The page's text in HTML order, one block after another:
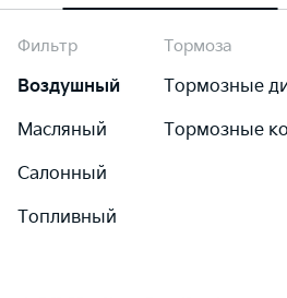
Фильтр
Воздушный
Масляный
Салонный
Топливный
Тормоза
Тормозные
Тормозные